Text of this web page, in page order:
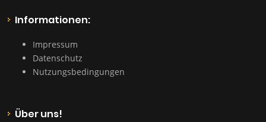
Informationen:
Impressum
Datenschutz
Nutzungsbedingungen
Über uns!